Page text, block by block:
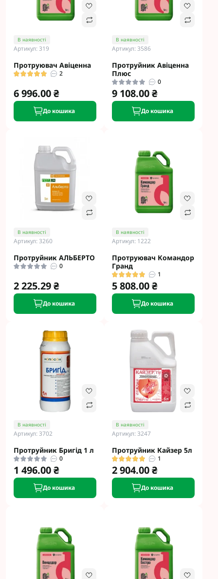
В наявності
Артикул: 319
Протруювач Авіценна
2
6 996.00 ₴
До кошика
В наявності
Артикул: 3586
Протруйник Авіценна
Плюс
0
9 108.00 ₴
До кошика
В наявності
Артикул: 3260
Протруйник АЛЬБЕРТО
0
2 225.29 ₴
До кошика
В наявності
Артикул: 1222
Протруювач Командор
Гранд
1
5 808.00 ₴
До кошика
В наявності
Артикул: 3702
Протруйник Бригід 1 л
0
1 496.00 ₴
До кошика
В наявності
Артикул: 3247
Протруйник Кайзер 5л
1
2 904.00 ₴
До кошика